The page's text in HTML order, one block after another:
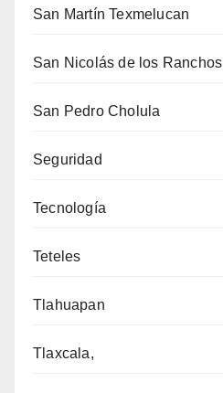
San Martín Texmelucan
San Nicolás de los Ranchos
San Pedro Cholula
Seguridad
Tecnología
Teteles
Tlahuapan
Tlaxcala,